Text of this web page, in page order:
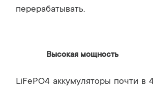
перерабатывать.
Высокая мощность
LiFePO4 аккумуляторы почти в